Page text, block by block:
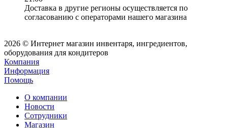
Доставка в другие регионы осуществляется по
согласованию с операторами нашего магазина
2026 © Интернет магазин инвентаря, ингредиентов,
оборудования для кондитеров
Компания
Информация
Помощь
О компании
Новости
Сотрудники
Магазин